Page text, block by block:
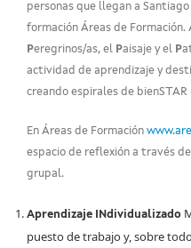
personas que llegan a
formación Áreas de
Peregrinos/as, el Paisaje y el P
actividad de aprendizaje y
creando espirales de
En Áreas de Formación
espacio de reflexión a través
grupal.
Aprendizaje INdividualizado
puesto de trabajo y, sobre